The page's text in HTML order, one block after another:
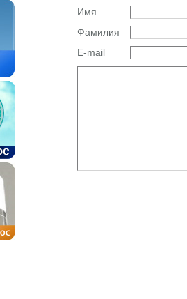
Имя
Фамилия
E-mail